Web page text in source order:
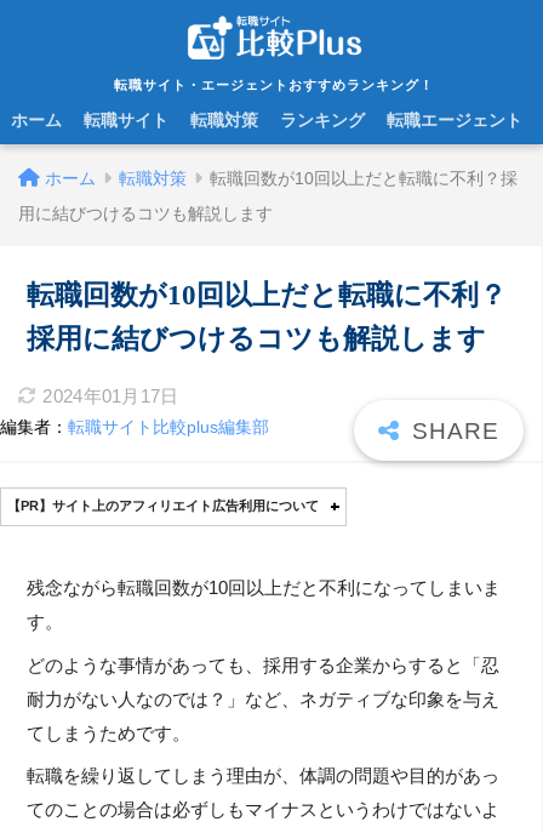
転職サイト・エージェントおすすめランキング！
ホーム 転職サイト 転職対策 ランキング 転職エージェント
ホーム 転職対策
転職回数が10回以上だと転職に不利？採
用に結びつけるコツも解説します
転職回数が10回以上だと転職に不利？
採用に結びつけるコツも解説します
2024年01月17日
編集者： 転職サイト比較plus編集部
【PR】サイト上のアフィリエイト広告利用について
残念ながら転職回数が10回以上だと不利になってしまいま
す。
どのような事情があっても、採用する企業からすると「忍
耐力がない人なのでは？」など、ネガティブな印象を与え
てしまうためです。
転職を繰り返してしまう理由が、体調の問題や目的があっ
てのことの場合は必ずしもマイナスというわけではないよ